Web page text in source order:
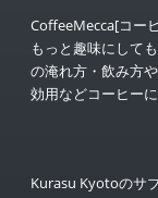
CoffeeMecca[コー
もっと趣味にして
の淹れ方・飲み方
効用などコーヒー
Kurasu Kyotoのサ